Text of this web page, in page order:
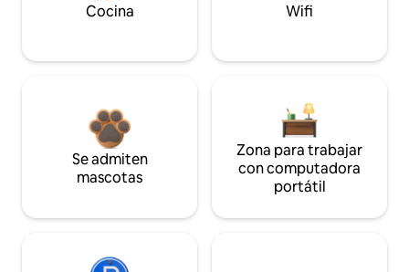
Cocina Wifi
Se admiten
mascotas
Zona para trabajar
con computadora
portátil